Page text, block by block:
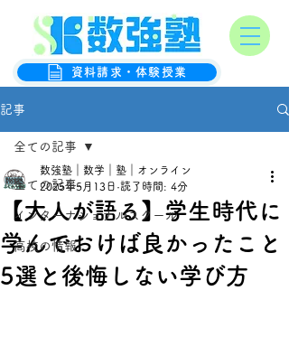
数強塾
オンライン数学克服塾
資料請求・体験授業
記事
全ての記事
インターナショナルスクール
高校の情報
全ての記事
【大人が語る】学生時代に
学んでおけば良かったこと
5選と後悔しない学び方
数強塾｜数学｜塾｜オンライン
2025年5月13日 読了時間: 4分